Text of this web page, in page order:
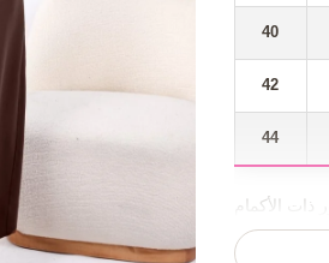
40
42
44
الأكمام